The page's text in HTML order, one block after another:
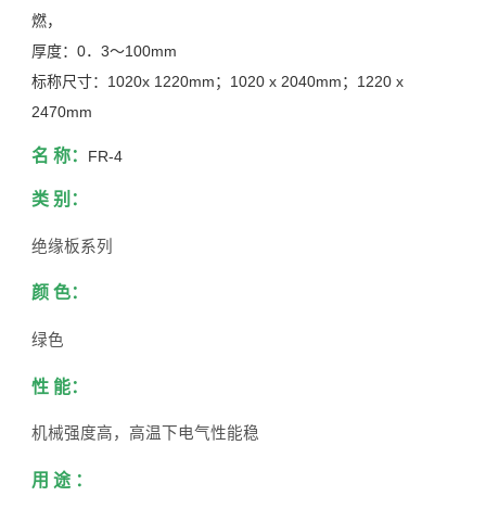
燃，
厚度： 0． 3～100mm
标称尺寸： 1020x 1220mm； 1020 x 2040mm； 1220 x
2470mm
名 称： FR-4
类 别：
绝缘板系列
颜 色：
绿色
性 能：
机械强度高，高温下电气性能稳
用 途 ：